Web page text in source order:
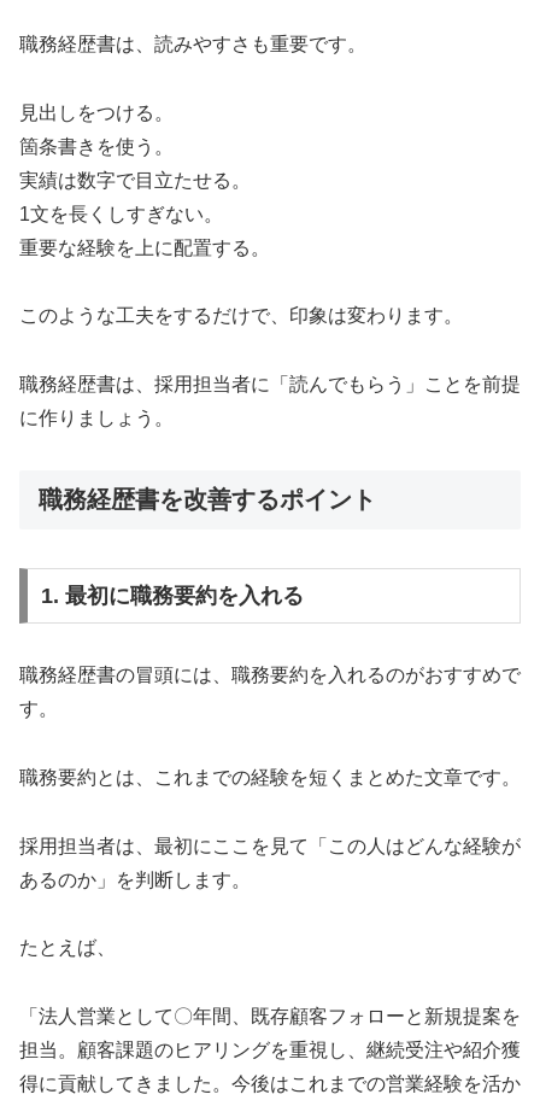
職務経歴書は、読みやすさも重要です。
見出しをつける。
箇条書きを使う。
実績は数字で目立たせる。
1文を長くしすぎない。
重要な経験を上に配置する。
このような工夫をするだけで、印象は変わります。
職務経歴書は、採用担当者に「読んでもらう」ことを前提
に作りましょう。
職務経歴書を改善するポイント
1. 最初に職務要約を入れる
職務経歴書の冒頭には、職務要約を入れるのがおすすめで
す。
職務要約とは、これまでの経験を短くまとめた文章です。
採用担当者は、最初にここを見て「この人はどんな経験が
あるのか」を判断します。
たとえば、
「法人営業として〇年間、既存顧客フォローと新規提案を
担当。顧客課題のヒアリングを重視し、継続受注や紹介獲
得に貢献してきました。今後はこれまでの営業経験を活か